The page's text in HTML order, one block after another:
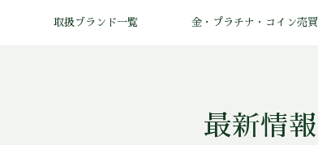
取扱ブランド一覧 金・プラチナ・コイン売買
最新情報